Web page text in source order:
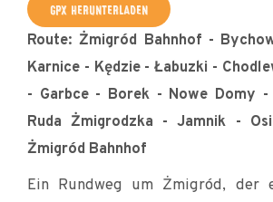
GPX HERUNTERLADEN
Route: Żmigród Bahnhof -
Karnice - Kędzie - Łabuzki -
- Garbce - Borek - Nowe Domy
Ruda Żmigrodzka - Jamnik -
Żmigród Bahnhof
Ein Rundweg um Żmigród, der